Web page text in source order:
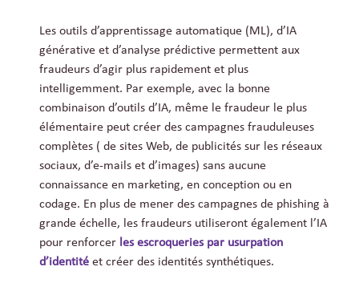
Les outils d’apprentissage automatique (ML), d’IA
générative et d’analyse prédictive permettent aux
fraudeurs d’agir plus rapidement et plus
intelligemment. Par exemple, avec la bonne
combinaison d’outils d’IA, même le fraudeur le plus
élémentaire peut créer des campagnes frauduleuses
complètes ( de sites Web, de publicités sur les réseaux
sociaux, d’e-mails et d’images) sans aucune
connaissance en marketing, en conception ou en
codage. En plus de mener des campagnes de phishing à
grande échelle, les fraudeurs utiliseront également l’IA
pour renforcer les escroqueries par usurpation
d’identité et créer des identités synthétiques.